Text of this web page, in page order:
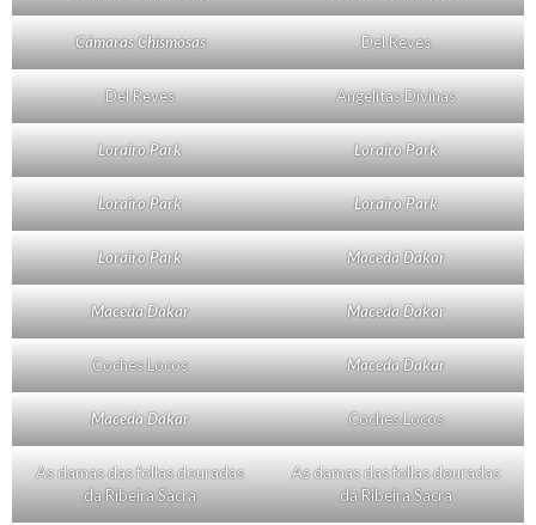
Cámaras Chismosas Del Reves
Del Reves Angelitas Divinas
Lorairo Park Lorairo Park
Lorairo Park Lorairo Park
Lorairo Park Maceda Dakar
Maceda Dakar Maceda Dakar
Coches Locos Maceda Dakar
Maceda Dakar Coches Locos
As damas das follas douradas
da Ribeira Sacra
As damas das follas douradas
da Ribeira Sacra